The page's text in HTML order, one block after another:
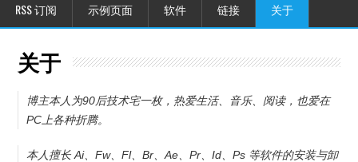
RSS 订阅 示例页面 软件 链接 关于
关于
博主本人为90后技术宅一枚，热爱生活、音乐、阅读，也爱在
PC上各种折腾。
本人擅长 Ai、Fw、Fl、Br、Ae、Pr、Id、Ps 等软件的安装与卸